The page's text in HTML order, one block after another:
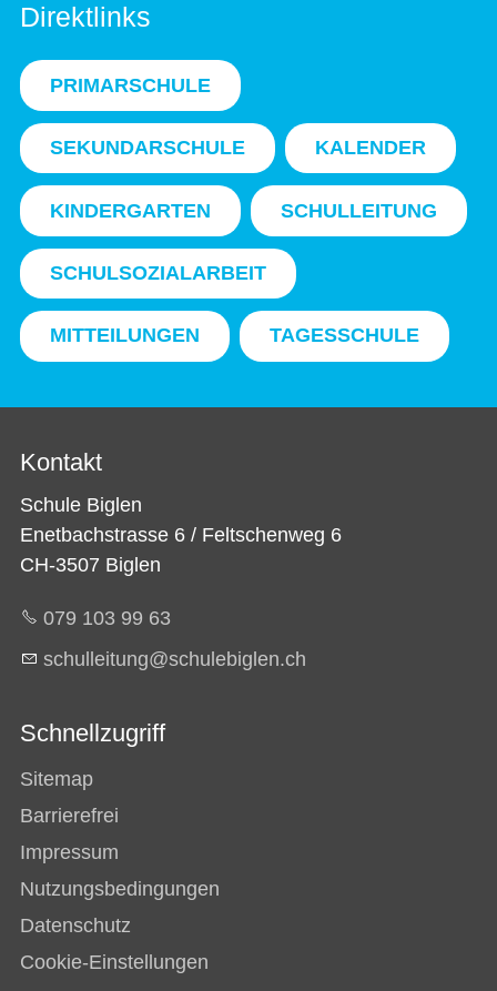
Direktlinks
PRIMARSCHULE
SEKUNDARSCHULE KALENDER
KINDERGARTEN SCHULLEITUNG
SCHULSOZIALARBEIT
MITTEILUNGEN TAGESSCHULE
Kontakt
Schule Biglen
Enetbachstrasse 6 / Feltschenweg 6
CH-3507 Biglen
079 103 99 63
sch
t ng sch b gl n ch
Schnellzugriff
Sitemap
Barrierefrei
Impressum
Nutzungsbedingungen
Datenschutz
Cookie-Einstellungen